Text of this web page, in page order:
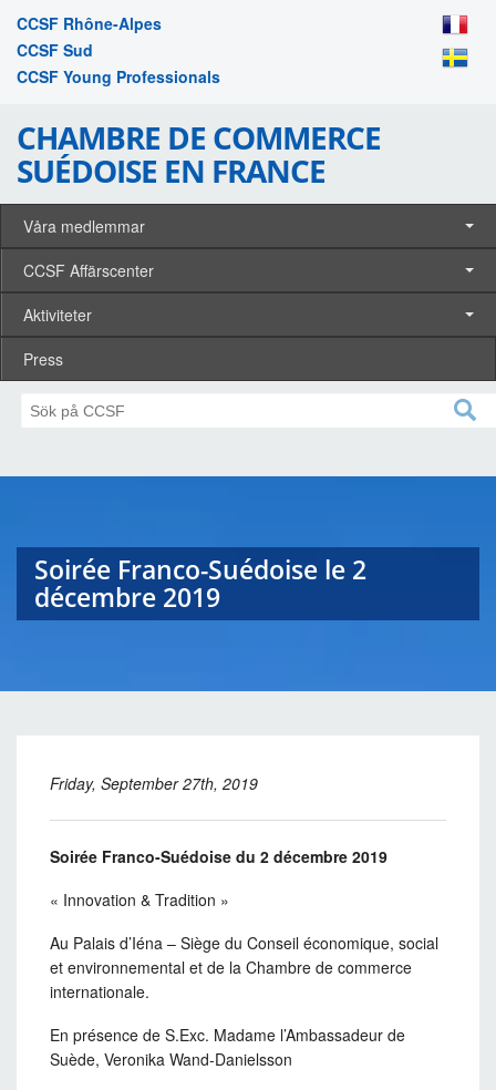
CCSF Rhône-Alpes
CCSF Sud
CCSF Young Professionals
CHAMBRE DE COMMERCE
SUÉDOISE EN FRANCE
Våra medlemmar
CCSF Affärscenter
Aktiviteter
Press
Soirée Franco-Suédoise le 2
décembre 2019
Friday, September 27th, 2019
Soirée Franco-Suédoise du 2 décembre 2019
« Innovation & Tradition »
Au Palais d’Iéna – Siège du Conseil économique, social
et environnemental et de la Chambre de commerce
internationale.
En présence de S.Exc. Madame l’Ambassadeur de
Suède, Veronika Wand-Danielsson